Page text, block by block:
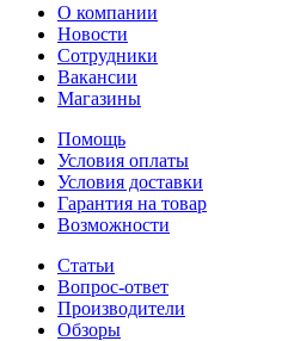
О компании
Новости
Сотрудники
Вакансии
Магазины
Помощь
Условия оплаты
Условия доставки
Гарантия на товар
Возможности
Статьи
Вопрос-ответ
Производители
Обзоры